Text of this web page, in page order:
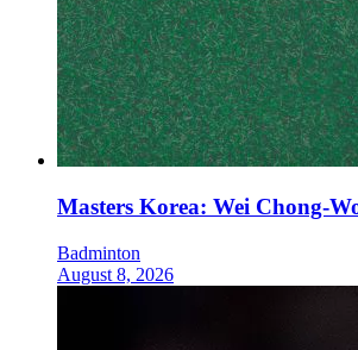
Masters Korea: Wei Chong-
Badminton
August 8, 2026